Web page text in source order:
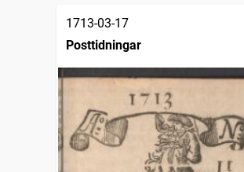
1713-03-17
Posttidningar